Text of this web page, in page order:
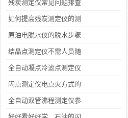
残炭测定仪常见问题排查
如何提高残炭测定仪的测
试效率？
原油电脱水仪的脱水步骤
是怎么样的呢？
结晶点测定仪不需人员随
机操作，可以自动完成全
部任务
全自动凝点冷滤点测定仪
预设了多组实验参数，来
满足测定特殊样品的要求
闪点测定仪电点火方式的
优缺点
全自动双管沸程测定仪参
数